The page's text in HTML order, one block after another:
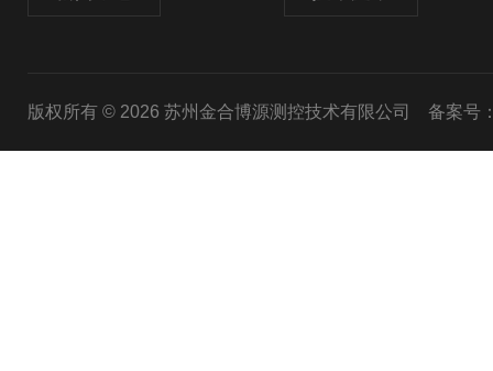
版权所有 © 2026 苏州金合博源测控技术有限公司 备案号